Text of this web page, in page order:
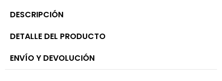
DESCRIPCIÓN
DETALLE DEL PRODUCTO
ENVÍO Y DEVOLUCIÓN